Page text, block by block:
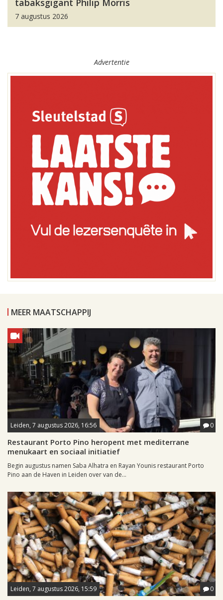
tabaksgigant Philip Morris
7 augustus 2026
Advertentie
MEER MAATSCHAPPIJ
Leiden, 7 augustus 2026, 16:56 0
Restaurant Porto Pino heropent met mediterrane
menukaart en sociaal initiatief
Begin augustus namen Saba Alhatra en Rayan Younis restaurant Porto
Pino aan de Haven in Leiden over van de...
Leiden, 7 augustus 2026, 15:59 0